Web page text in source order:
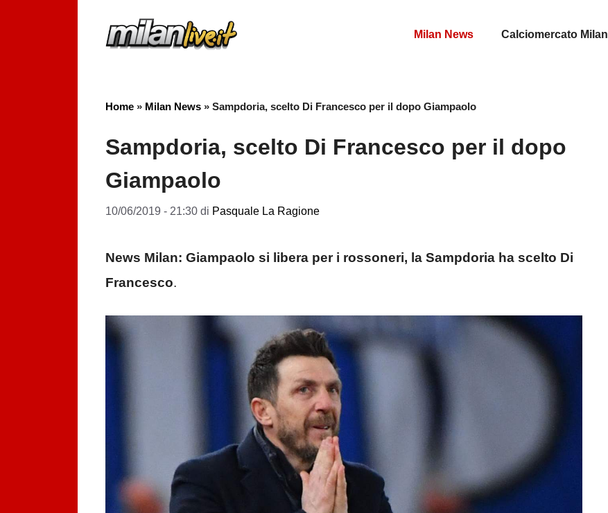
Milan News Calciomercato Milan
Home » Milan News » Sampdoria, scelto Di Francesco per il dopo Giampaolo
Sampdoria, scelto Di Francesco per il dopo
Giampaolo
10/06/2019 - 21:30 di Pasquale La Ragione
News Milan: Giampaolo si libera per i rossoneri, la Sampdoria ha scelto Di
Francesco.